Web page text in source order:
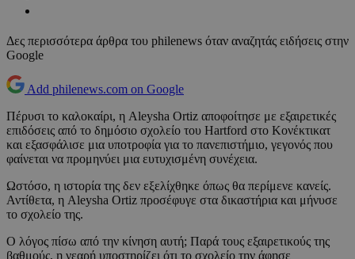
Δες περισσότερα άρθρα του philenews όταν αναζητάς ειδήσεις στην
Google
Add philenews.com on Google
Πέρυσι το καλοκαίρι, η Aleysha Ortiz αποφοίτησε με εξαιρετικές
επιδόσεις από το δημόσιο σχολείο του Hartford στο Κονέκτικατ
και εξασφάλισε μια υποτροφία για το πανεπιστήμιο, γεγονός που
φαίνεται να προμηνύει μια ευτυχισμένη συνέχεια.
Ωστόσο, η ιστορία της δεν εξελίχθηκε όπως θα περίμενε κανείς.
Αντίθετα, η Aleysha Ortiz προσέφυγε στα δικαστήρια και μήνυσε
το σχολείο της.
Ο λόγος πίσω από την κίνηση αυτή; Παρά τους εξαιρετικούς της
βαθμούς, η νεαρή υποστηρίζει ότι το σχολείο την άφησε